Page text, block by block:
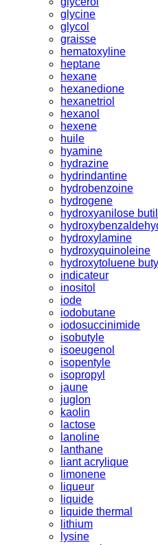
glycine
glycol
graisse
hematoxyline
heptane
hexane
hexanedione
hexanetriol
hexanol
hexene
huile
hyamine
hydrazine
hydrindantine
hydrobenzoine
hydrogene
hydroxyanilose
hydroxylamine
hydroxyquinoleine
hydroxytoluene
indicateur
inositol
iode
iodobutane
iodosuccinimide
isobutyle
isoeugenol
isopentyle
isopropyl
jaune
juglon
kaolin
lactose
lanoline
lanthane
liant acrylique
limonene
liqueur
liquide
liquide thermal
lithium
lysine